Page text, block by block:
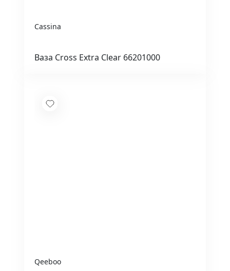
Cassina
Ваза Cross Extra Clear 66201000
Qeeboo